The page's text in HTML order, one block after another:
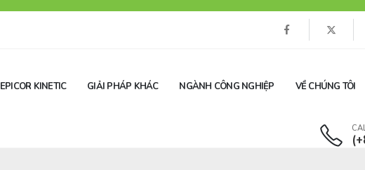
EPICOR KINETIC GIẢI PHÁP KHÁC NGÀNH CÔNG NGHIỆP VỀ CHÚNG TÔI